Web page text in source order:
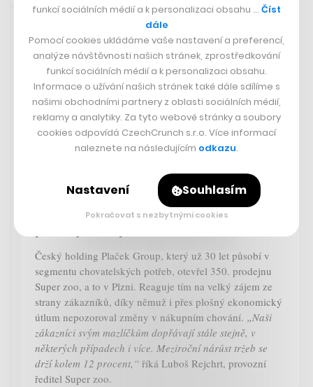
21. 7. 2023 17:48 Rychlá zpráva
Holding Plaček Group otevřel 350.
Český holding Plaček Group, který už 30 let působí v
segmentu chovatelských potřeb, otevřel 350. prodejnu
Super zoo, a to v Plzni. Reaguje tím na velký zájem ze
strany zákazníků, díky němuž i přes plošný ekonomický
útlum nepozoroval změny v nákupním chování. „Naši
zákazníci svým mazlíčkům dopřávají stále stejně, v
některých případech i více. Meziroční nárůst tržeb se
drží kolem 12 procent,“ říká Luboš Rejchrt, provozní
ředitel Super zoo.
funkcí sociálních médií a k personalizaci obsahu … Číst
dále
Pomocí cookies ukládáme vaše nastavení a preferencí,
analýze návštěvnosti našich stránek, zprostředkování
funkcí sociálních médií a k personalizaci obsahu.
Informace o užívání našich stránek také dále sdílíme s
našimi obchodními partnery z oblasti sociálních médií,
reklamy a analytiky. Za tyto webové stránky a soubory
cookies odpovídá CzechCrunch s.r.o. Více informací
naleznete na následujícím odkazu.
Nastavení Souhlasím
Pokračovat s nezbytnými cookies